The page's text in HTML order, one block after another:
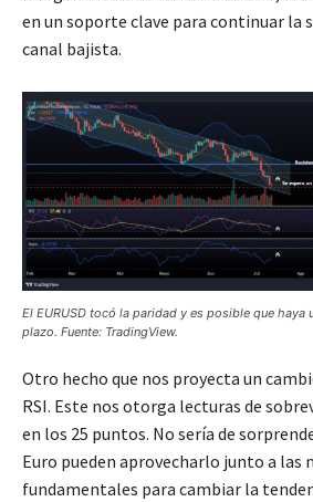
en un soporte clave para continuar la
canal bajista.
El EURUSD tocó la paridad y es posible que haya
plazo. Fuente: TradingView.
Otro hecho que nos proyecta un
RSI. Este nos otorga lecturas de
en los 25 puntos. No sería de
Euro pueden aprovecharlo junto a las
fundamentales para cambiar la